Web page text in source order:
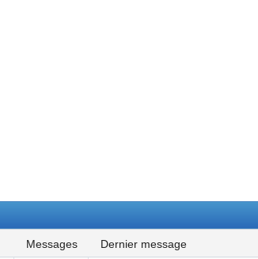
messages dernier message